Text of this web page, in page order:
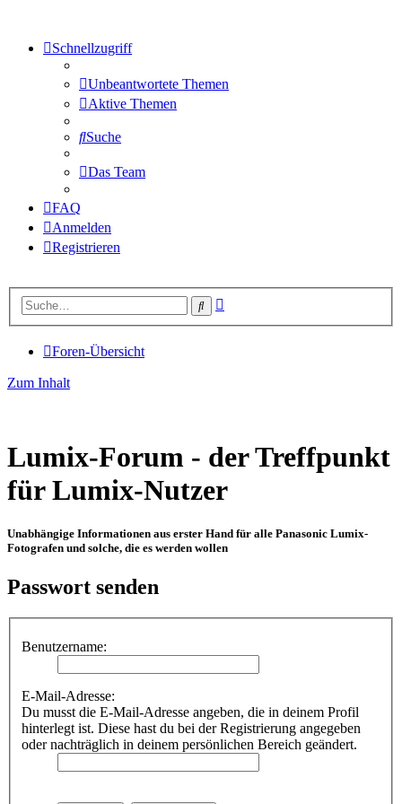
Schnellzugriff
Unbeantwortete Themen
Aktive Themen
Suche
Das Team
FAQ
Anmelden
Registrieren
Suche
Foren-Übersicht
Zum Inhalt
Lumix-Forum - der Treffpunkt
für Lumix-Nutzer
Unabhängige Informationen aus erster Hand für alle Panasonic Lumix-
Fotografen und solche, die es werden wollen
Passwort senden
Benutzername:
E-Mail-Adresse:
Du musst die E-Mail-Adresse angeben, die in deinem Profil
hinterlegt ist. Diese hast du bei der Registrierung angegeben
oder nachträglich in deinem persönlichen Bereich geändert.